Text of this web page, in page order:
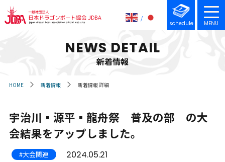
schedule MENU
NEWS DETAIL
新着情報
HOME 新着情報 新着情報 詳細
宇治川▪︎源平▪︎龍舟祭 普及の部 の大
会結果をアップしました。
#大会関連 2024.05.21